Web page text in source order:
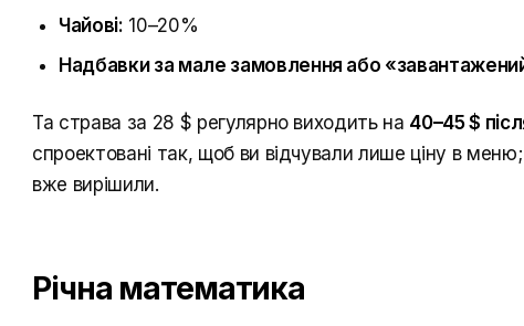
Чайові: 10–20%
Надбавки за мале замовлення або
Та страва за 28 $ регулярно виходить на 40–45 $
спроектовані так, щоб ви відчували лише ціну в
вже вирішили.
Річна математика